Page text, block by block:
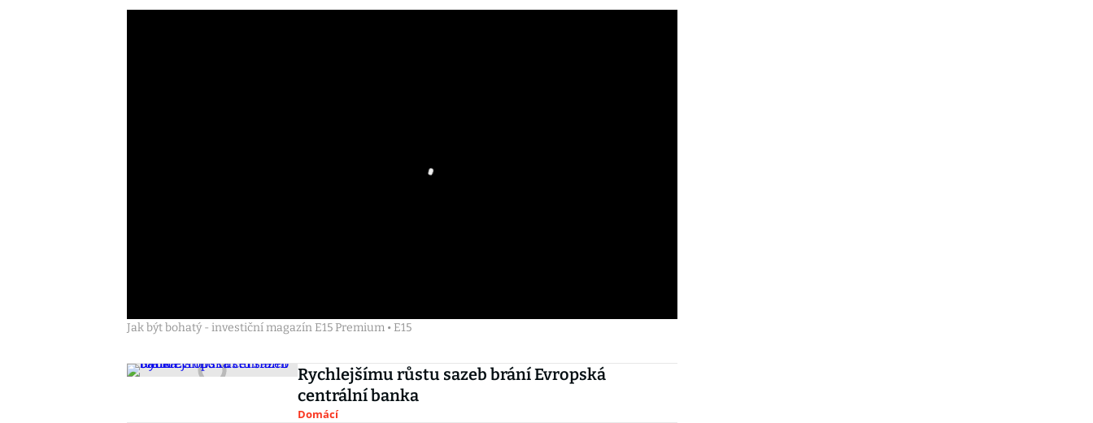
Jak být bohatý - investiční magazín E15 Premium • E15
Rychlejšímu růstu sazeb brání Evropská
centrální banka
Domácí